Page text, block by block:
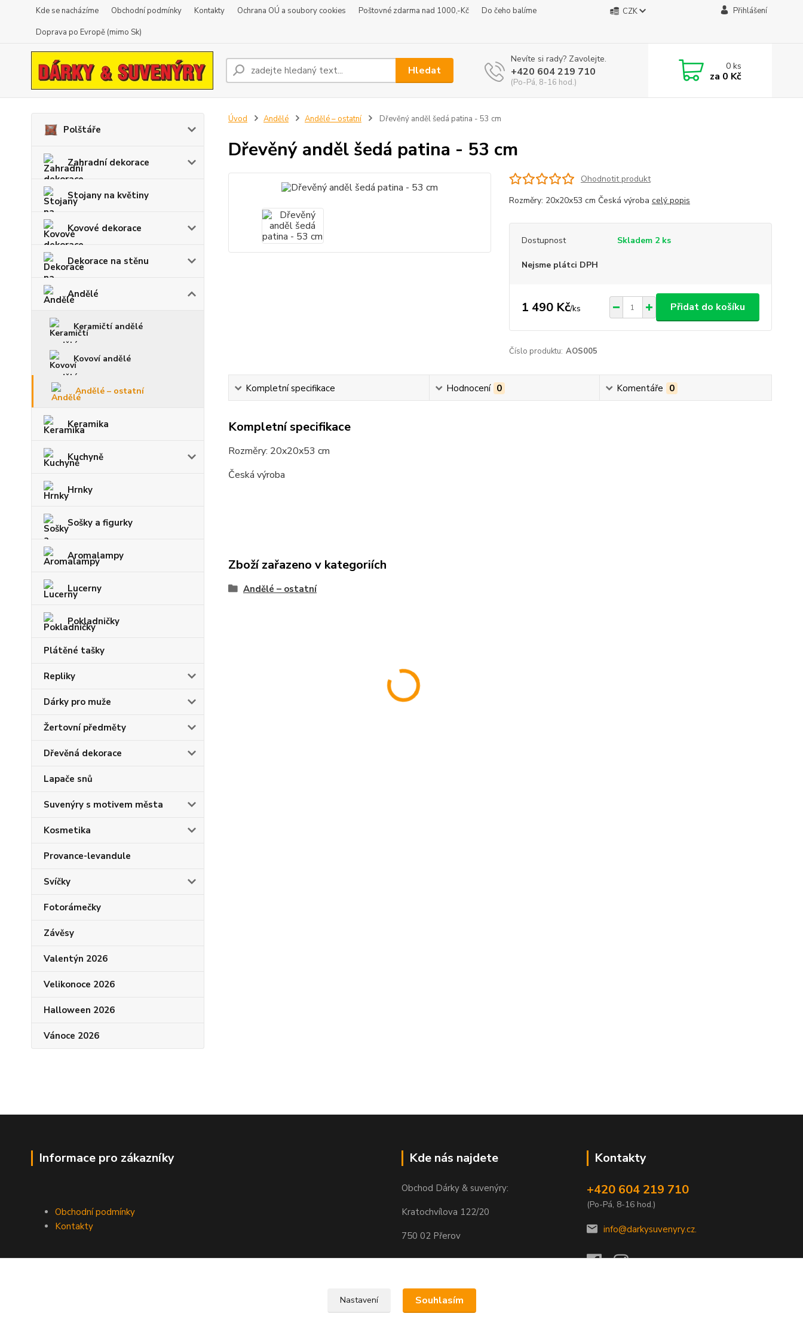
Kde se nacházíme Obchodní podmínky Kontakty Ochrana OÚ a soubory cookies Poštovné zdarma nad 1000,-Kč
Do čeho balíme
Doprava po Evropě (mimo Sk)
CZK Přihlášení
Hledat
Nevíte si rady? Zavolejte.
+420 604 219 710
(Po-Pá, 8-16 hod.)
0ks
za 0 Kč
Polštáře
Zahradní dekorace
Stojany na květiny
Kovové dekorace
Dekorace na stěnu
Andělé
Keramičtí andělé
Kovoví andělé
Andělé – ostatní
Keramika
Kuchyně
Hrnky
Sošky a figurky
Aromalampy
Lucerny
Pokladničky
Plátěné tašky
Repliky
Dárky pro muže
Žertovní předměty
Dřevěná dekorace
Lapače snů
Suvenýry s motivem města
Kosmetika
Provance-levandule
Svíčky
Fotorámečky
Závěsy
Valentýn 2026
Velikonoce 2026
Halloween 2026
Vánoce 2026
Úvod Andělé Andělé – ostatní Dřevěný anděl šedá patina - 53 cm
Dřevěný anděl šedá patina - 53 cm
Ohodnotit produkt
Rozměry: 20x20x53 cm Česká výroba celý popis
Dostupnost Skladem 2 ks
Nejsme plátci DPH
1 490 Kč/ks Přidat do košíku
Číslo produktu: AOS005
Kompletní specifikace Hodnocení 0 Komentáře 0
Kompletní specifikace
Rozměry: 20x20x53 cm
Česká výroba
Zboží zařazeno v kategoriích
Andělé – ostatní
Informace pro zákazníky
Obchodní podmínky
Kontakty
Kde nás najdete
Obchod Dárky & suvenýry:
Kratochvílova 122/20
750 02 Přerov
Kontakty
+420 604 219 710
(Po-Pá, 8-16 hod.)
info@darkysuvenyry.cz.
Nastavení Souhlasím